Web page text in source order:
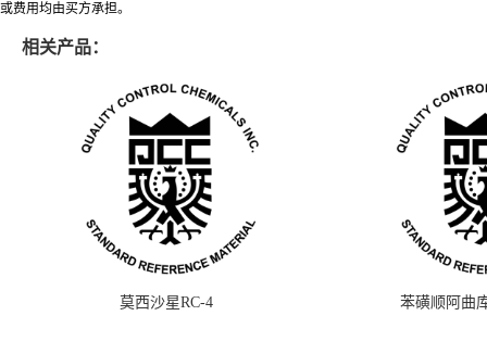
或费用均由买方承担。
相关产品：
莫西沙星RC-4 苯磺顺阿曲